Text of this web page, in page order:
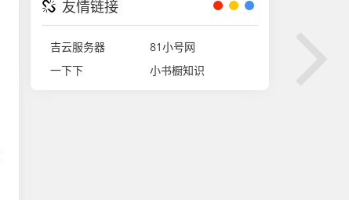
友情链接
吉云服务器
81小号网
一下下
小书橱知识